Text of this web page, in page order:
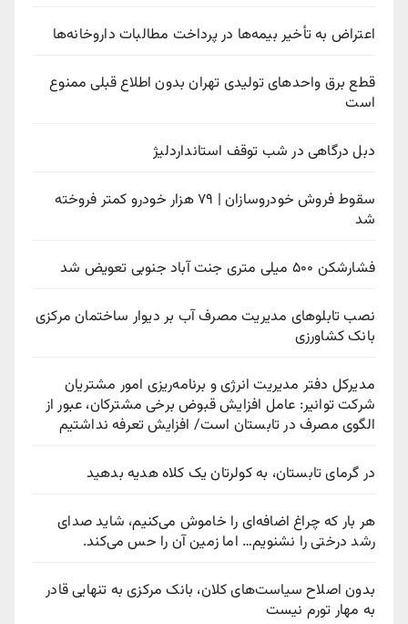
اعتراض به تأخیر بیمه‌ها در پرداخت مطالبات داروخانه‌ها
قطع برق واحدهای تولیدی تهران بدون اطلاع قبلی ممنوع
است
دبل درگاهی در شب توقف استانداردلیژ
سقوط فروش خودروسازان | ۷۹ هزار خودرو کمتر فروخته
شد
فشارشکن ۵۰۰ میلی متری جنت آباد جنوبی تعویض شد
نصب تابلوهای مدیریت مصرف آب بر دیوار ساختمان مرکزی
بانک کشاورزی
مدیرکل دفتر مدیریت انرژی و برنامه‌ریزی امور مشتریان
شرکت توانیر: عامل افزایش قبوض برخی مشترکان، عبور از
الگوی مصرف در تابستان است/ افزایش تعرفه نداشتیم
در گرمای تابستان، به کولرتان یک کلاه هدیه بدهید
هر بار که چراغ اضافه‌ای را خاموش می‌کنیم، شاید صدای
رشد درختی را نشنویم… اما زمین آن را حس می‌کند.
بدون اصلاح سیاست‌های کلان، بانک مرکزی به تنهایی قادر
به مهار تورم نیست